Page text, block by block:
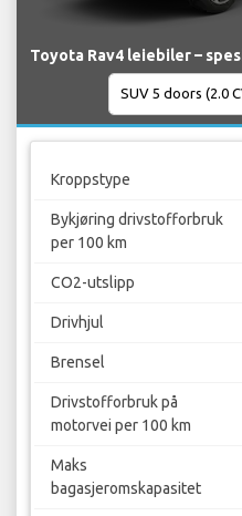
Toyota Rav4 leiebiler –
Kroppstype
Bykjøring drivstofforbruk
per 100 km
CO2-utslipp
Drivhjul
Brensel
Drivstofforbruk på
motorvei per 100 km
Maks
bagasjeromskapasitet